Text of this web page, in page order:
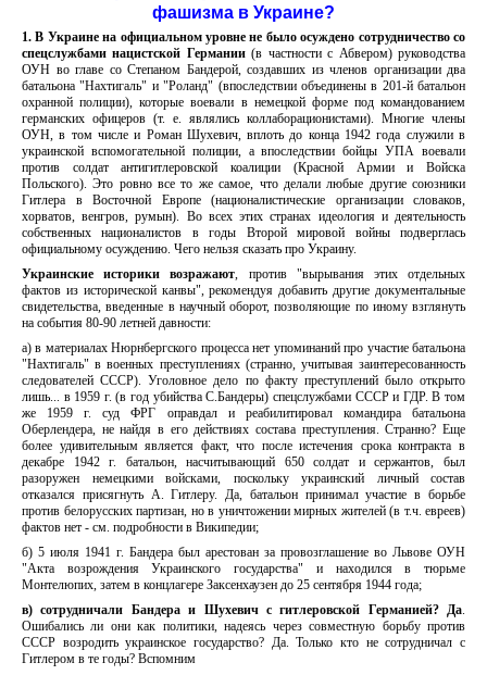
фашизма в Украине?
1.В Украине на официальном уровне не было осуждено сотрудничество со
спецслужбами нацистской Германии(в частности с Абвером) руководства
ОУН во главе со Степаном Бандерой, создавших из членов организации два
батальона "Нахтигаль" и "Роланд" (впоследствии объединены в 201-й батальон
охранной полиции), которые воевали в немецкой форме под командованием
германских офицеров (т. е. являлись коллаборационистами). Многие члены
ОУН, в том числе и Роман Шухевич, вплоть до конца 1942 года служили в
украинской вспомогательной полиции, а впоследствии бойцы УПА воевали
против солдат антигитлеровской коалиции (Красной Армии и Войска
Польского). Это ровно все то же самое, что делали любые другие союзники
Гитлера в Восточной Европе (националистические организации словаков,
хорватов, венгров, румын). Во всех этих странах идеология и деятельность
собственных националистов в годы Второй мировой войны подверглась
официальному осуждению. Чего нельзя сказать про Украину.
Украинские историки возражают, против "вырывания этих отдельных
фактов из исторической канвы", рекомендуя добавить другие документальные
свидетельства, введенные в научный оборот, позволяющие по иному взглянуть
на события 80-90 летней давности:
а) в материалах Нюрнбергского процесса нет упоминаний про участие батальона
"Нахтигаль" в военных преступлениях (странно, учитывая заинтересованность
следователей СССР). Уголовное дело по факту преступлений было открыто
лишь... в 1959 г. (в год убийства С.Бандеры) спецслужбами СССР и ГДР. В том
же 1959 г. суд ФРГ оправдал и реабилитировал командира батальона
Оберлендера, не найдя в его действиях состава преступления. Странно? Еще
более удивительным является факт, что после истечения срока контракта в
декабре 1942 г. батальон, насчитывающий 650 солдат и сержантов, был
разоружен немецкими войсками, поскольку украинский личный состав
отказался присягнуть А. Гитлеру. Да, батальон принимал участие в борьбе
против белорусских партизан, но в уничтожении мирных жителей (в т.ч. евреев)
фактов нет - см. подробности в Википедии;
б) 5 июля 1941 г. Бандера был арестован за провозглашение во Львове ОУН
"Акта возрождения Украинского государства" и находился в тюрьме
Монтелюпих, затем в концлагере Заксенхаузен до 25 сентября 1944 года;
в) сотрудничали Бандера и Шухевич с гитлеровской Германией? Да.
Ошибались ли они как политики, надеясь через совместную борьбу против
СССР возродить украинское государство? Да. Только кто не сотрудничал с
Гитлером в те годы? Вспомним